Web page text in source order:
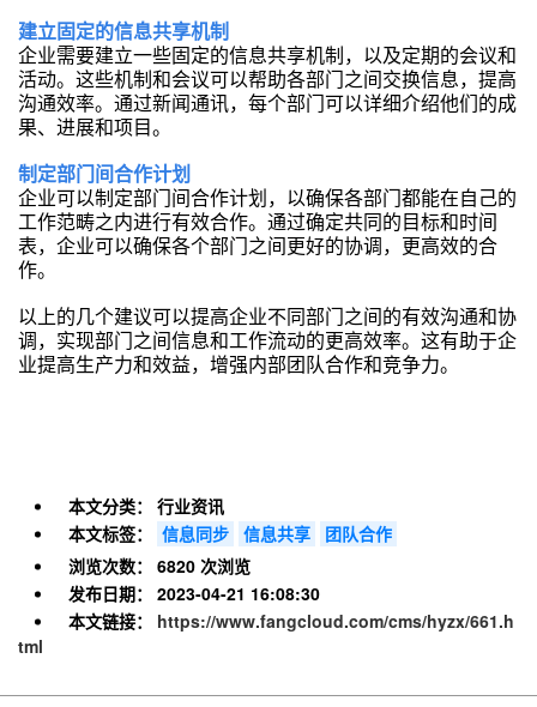
建立固定的信息共享机制
企业需要建立一些固定的信息共享机制，以及定期的会议和
活动。这些机制和会议可以帮助各部门之间交换信息，提高
沟通效率。通过新闻通讯，每个部门可以详细介绍他们的成
果、进展和项目。
制定部门间合作计划
企业可以制定部门间合作计划，以确保各部门都能在自己的
工作范畴之内进行有效合作。通过确定共同的目标和时间
表，企业可以确保各个部门之间更好的协调，更高效的合
作。
以上的几个建议可以提高企业不同部门之间的有效沟通和协
调，实现部门之间信息和工作流动的更高效率。这有助于企
业提高生产力和效益，增强内部团队合作和竞争力。
本文分类：
行业资讯
本文标签：
信息同步 信息共享
团队合作
浏览次数：
6820 次浏览
发布日期：
2023-04-21 16:08:30
本文链接：
https://www.fangcloud.com/cms/hyzx/661.h
tml